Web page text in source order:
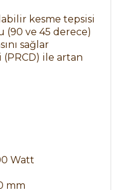
kesme tepsisi
(90 ve 45 derece)
sağlar
ile artan
Watt
mm